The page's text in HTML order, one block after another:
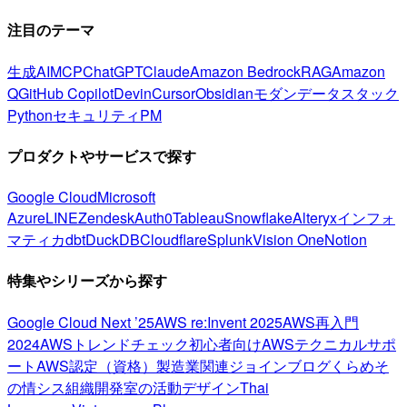
注目のテーマ
生成AIMCPChatGPTClaudeAmazon BedrockRAGAmazon
QGitHub CopilotDevinCursorObsidianモダンデータスタック
PythonセキュリティPM
プロダクトやサービスで探す
Google CloudMicrosoft
AzureLINEZendeskAuth0TableauSnowflakeAlteryxインフォ
マティカdbtDuckDBCloudflareSplunkVision OneNotion
特集やシリーズから探す
Google Cloud Next ’25AWS re:Invent 2025AWS再入門
2024AWSトレンドチェック初心者向けAWSテクニカルサポ
ートAWS認定（資格） 製造業関連ジョインブログくらめそ
の情シス組織開発室の活動デザインThai